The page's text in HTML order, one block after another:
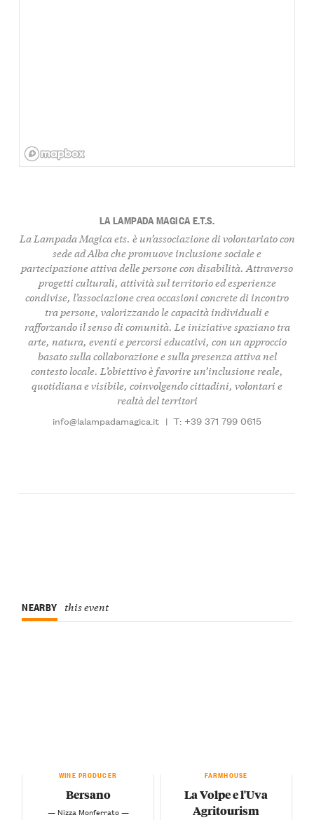
LA LAMPADA MAGICA E.T.S.
La Lampada Magica ets. è un’associazione di volontariato con
sede ad Alba che promuove inclusione sociale e
partecipazione attiva delle persone con disabilità. Attraverso
progetti culturali, attività sul territorio ed esperienze
condivise, l’associazione crea occasioni concrete di incontro
tra persone, valorizzando le capacità individuali e
rafforzando il senso di comunità. Le iniziative spaziano tra
arte, natura, eventi e percorsi educativi, con un approccio
basato sulla collaborazione e sulla presenza attiva nel
contesto locale. L’obiettivo è favorire un’inclusione reale,
quotidiana e visibile, coinvolgendo cittadini, volontari e
realtà del territori
info@lalampadamagica.it | T: +39 371 799 0615
NEARBY this event
WINE PRODUCER
Bersano
— Nizza Monferrato —
FARMHOUSE
La Volpe e l'Uva
Agritourism